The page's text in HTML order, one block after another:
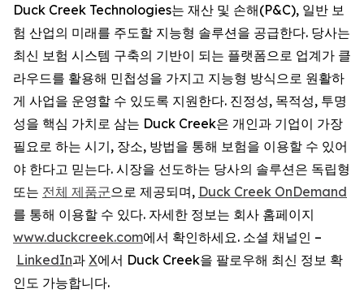
Duck Creek Technologies는 재산 및 손해(P&C), 일반 보
험 산업의 미래를 주도할 지능형 솔루션을 공급한다. 당사는
최신 보험 시스템 구축의 기반이 되는 플랫폼으로 업계가 클
라우드를 활용해 민첩성을 가지고 지능형 방식으로 원활하
게 사업을 운영할 수 있도록 지원한다. 진정성, 목적성, 투명
성을 핵심 가치로 삼는 Duck Creek은 개인과 기업이 가장
필요로 하는 시기, 장소, 방법을 통해 보험을 이용할 수 있어
야 한다고 믿는다. 시장을 선도하는 당사의 솔루션은 독립형
또는 전체 제품군으로 제공되며, Duck Creek OnDemand
를 통해 이용할 수 있다. 자세한 정보는 회사 홈페이지
www.duckcreek.com에서 확인하세요. 소셜 채널인 –
LinkedIn과 X에서 Duck Creek을 팔로우해 최신 정보 확
인도 가능합니다.